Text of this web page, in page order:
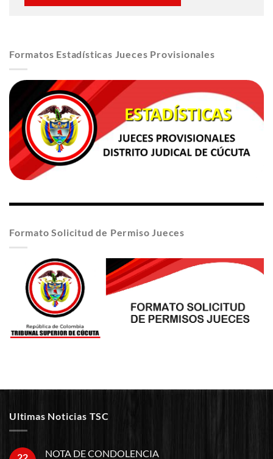
Formatos Estadísticas Jueces Provisionales
Formato Solicitud de Permiso Jueces
Ultimas Noticias TSC
NOTA DE CONDOLENCIA